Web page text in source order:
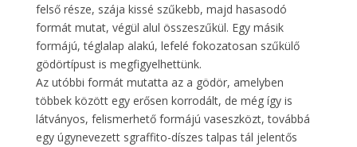
felső része, szája kissé szűkebb, majd hasasodó
formát mutat, végül alul összeszűkül. Egy másik
formájú, téglalap alakú, lefelé fokozatosan szűkülő
gödörtípust is megfigyelhettünk.
Az utóbbi formát mutatta az a gödör, amelyben
többek között egy erősen korrodált, de még így is
látványos, felismerhető formájú vaseszközt, továbbá
egy úgynevezett sgraffito-díszes talpas tál jelentős